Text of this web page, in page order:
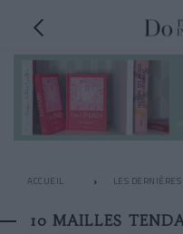
ACCUEIL LES
10 MAILLES